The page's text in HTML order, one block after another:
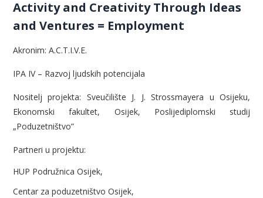
Activity and Creativity Through Ideas
and Ventures = Employment
Akronim: A.C.T.I.V.E.
IPA IV – Razvoj ljudskih potencijala
Nositelj projekta: Sveučilište J. J. Strossmayera u Osijeku,
Ekonomski fakultet, Osijek, Poslijediplomski studij
„Poduzetništvo”
Partneri u projektu:
HUP Podružnica Osijek,
Centar za poduzetništvo Osijek,